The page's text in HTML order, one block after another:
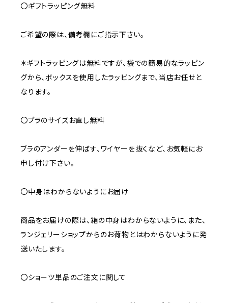
〇ギフトラッピング無料
ご希望の際は、備考欄にご指示下さい。
＊ギフトラッピングは無料ですが、袋での簡易的なラッピン
グから、ボックスを使用したラッピングまで、当店お任せと
なります。
〇ブラのサイズお直し無料
ブラのアンダーを伸ばす、ワイヤーを抜くなど、お気軽にお
申し付け下さい。
〇中身はわからないようにお届け
商品をお届けの際は、箱の中身はわからないように、また、
ランジェリーショップからのお荷物とはわからないように発
送いたします。
〇ショーツ単品のご注文に関して